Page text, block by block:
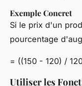
Exemple Concret
Si le prix d'un
pourcentage
= ((150 - 120) /
Utiliser les